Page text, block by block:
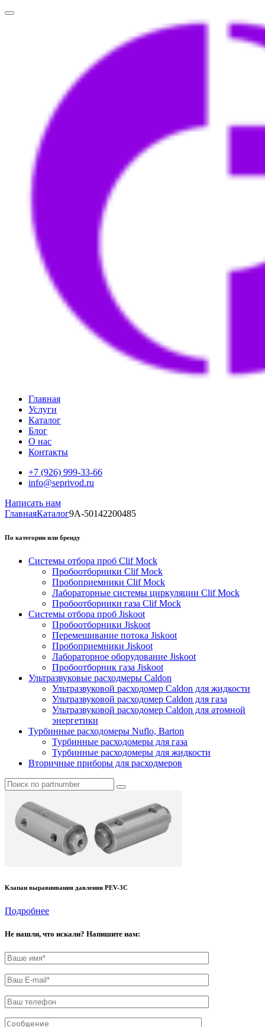
Главная
Услуги
Каталог
Блог
О нас
Контакты
+7 (926) 999-33-66
info@seprivod.ru
Написать нам
ГлавнаяКаталог9A-50142200485
По категории или бренду
Системы отбора проб Clif Mock
Пробоотборники Clif Mock
Пробоприемники Clif Mock
Лабораторные системы циркуляции Clif Mock
Пробоотборники газа Clif Mock
Системы отбора проб Jiskoot
Пробоотборники Jiskoot
Перемешивание потока Jiskoot
Пробоприемники Jiskoot
Лабораторное оборудование Jiskoot
Пробоотборник газа Jiskoot
Ультразвуковые расходмеры Caldon
Ультразвуковой расходомер Caldon для жидкости
Ультразвуковой расходомер Caldon для газа
Ультразвуковой расходомер Caldon для атомной
энергетики
Турбинные расходомеры Nuflo, Barton
Турбинные расходомеры для газа
Турбинные расходомеры для жидкости
Вторичные приборы для расходмеров
Клапан выравнивания давления PEV-3C
Подробнее
Не нашли, что искали? Напишите нам: